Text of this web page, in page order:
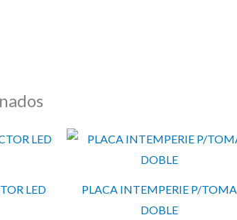
LED
PLACA INTEMPERIE P/TOMA
DOBLE